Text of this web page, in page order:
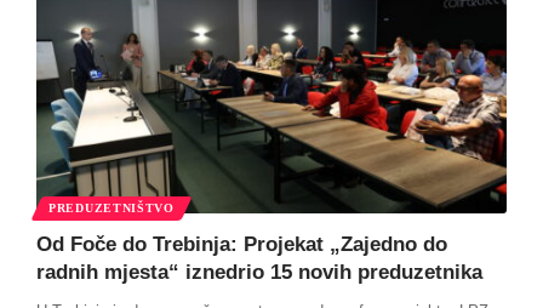
PREDUZETNIŠTVO
Od Foče do Trebinja: Projekat „Zajedno do
radnih mjesta“ iznedrio 15 novih preduzetnika